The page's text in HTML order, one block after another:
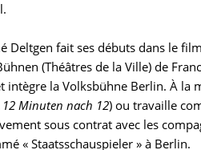
Deltgen fait ses débuts dans le film
(Théâtres de la Ville) de
intègre la Volksbühne Berlin. À la
12 Minuten nach 12) ou travaille
sous contrat avec les
« Staatsschauspieler » à Berlin.